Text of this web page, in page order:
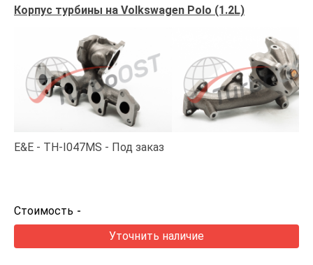
Корпус турбины на Volkswagen Polo (1.2L)
E&E TH-I047MS Под заказ
Стоимость -
Уточнить наличие